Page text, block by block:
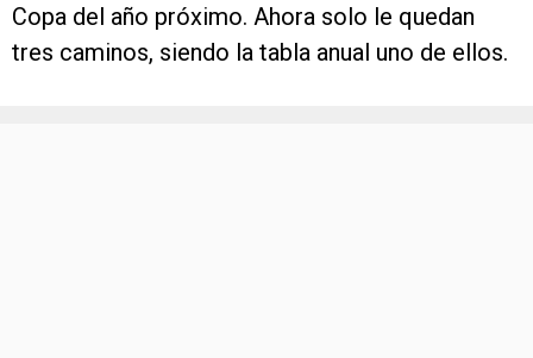
Copa del año próximo. Ahora solo le quedan
tres caminos, siendo la tabla anual uno de ellos.